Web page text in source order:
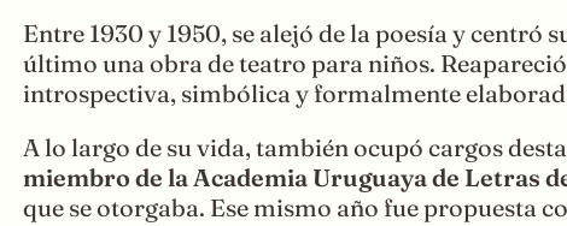
Entre 1930 y 1950, se alejó de la poesía y
último una obra de teatro para niños.
introspectiva, simbólica y formalmente
A lo largo de su vida, también ocupó cargos
miembro de la Academia Uruguaya de Letras
que se otorgaba. Ese mismo año fue propuesta